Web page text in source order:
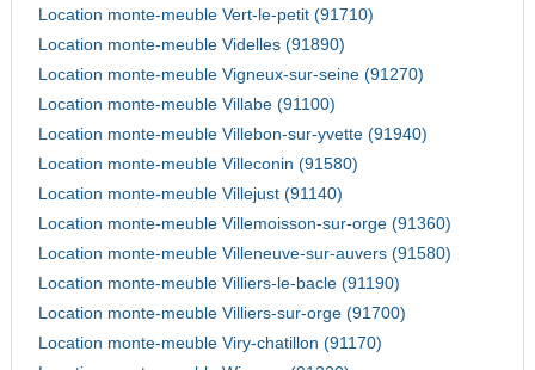
Location monte-meuble Vert-le-petit (91710)
Location monte-meuble Videlles (91890)
Location monte-meuble Vigneux-sur-seine (91270)
Location monte-meuble Villabe (91100)
Location monte-meuble Villebon-sur-yvette (91940)
Location monte-meuble Villeconin (91580)
Location monte-meuble Villejust (91140)
Location monte-meuble Villemoisson-sur-orge (91360)
Location monte-meuble Villeneuve-sur-auvers (91580)
Location monte-meuble Villiers-le-bacle (91190)
Location monte-meuble Villiers-sur-orge (91700)
Location monte-meuble Viry-chatillon (91170)